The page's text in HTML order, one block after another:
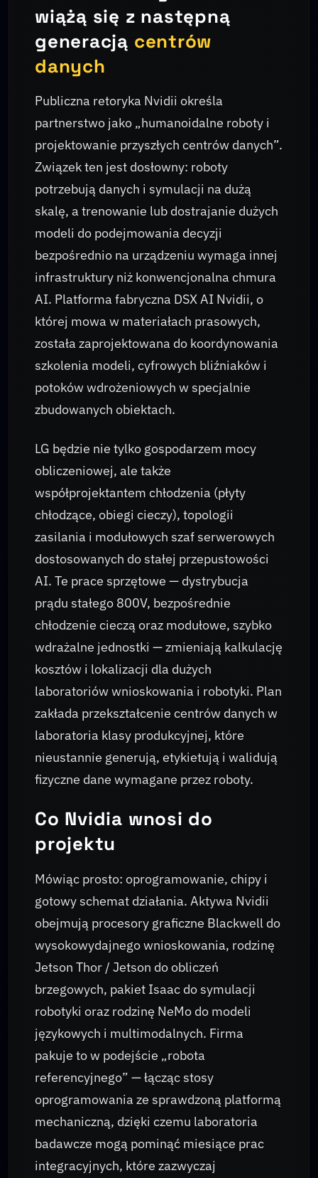
wiążą się z następną
generacją centrów
danych
Publiczna retoryka Nvidii określa
partnerstwo jako „humanoidalne roboty i
projektowanie przyszłych centrów danych”.
Związek ten jest dosłowny: roboty
potrzebują danych i symulacji na dużą
skalę, a trenowanie lub dostrajanie dużych
modeli do podejmowania decyzji
bezpośrednio na urządzeniu wymaga innej
infrastruktury niż konwencjonalna chmura
AI. Platforma fabryczna DSX AI Nvidii, o
której mowa w materiałach prasowych,
została zaprojektowana do koordynowania
szkolenia modeli, cyfrowych bliźniaków i
potoków wdrożeniowych w specjalnie
zbudowanych obiektach.
LG będzie nie tylko gospodarzem mocy
obliczeniowej, ale także
współprojektantem chłodzenia (płyty
chłodzące, obiegi cieczy), topologii
zasilania i modułowych szaf serwerowych
dostosowanych do stałej przepustowości
AI. Te prace sprzętowe — dystrybucja
prądu stałego 800V, bezpośrednie
chłodzenie cieczą oraz modułowe, szybko
wdrażalne jednostki — zmieniają kalkulację
kosztów i lokalizacji dla dużych
laboratoriów wnioskowania i robotyki. Plan
zakłada przekształcenie centrów danych w
laboratoria klasy produkcyjnej, które
nieustannie generują, etykietują i walidują
fizyczne dane wymagane przez roboty.
Co Nvidia wnosi do
projektu
Mówiąc prosto: oprogramowanie, chipy i
gotowy schemat działania. Aktywa Nvidii
obejmują procesory graficzne Blackwell do
wysokowydajnego wnioskowania, rodzinę
Jetson Thor / Jetson do obliczeń
brzegowych, pakiet Isaac do symulacji
robotyki oraz rodzinę NeMo do modeli
językowych i multimodalnych. Firma
pakuje to w podejście „robota
referencyjnego” — łącząc stosy
oprogramowania ze sprawdzoną platformą
mechaniczną, dzięki czemu laboratoria
badawcze mogą pominąć miesiące prac
integracyjnych, które zazwyczaj